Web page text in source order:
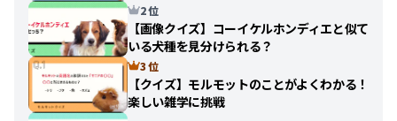
2 位
【画像クイズ】コーイケルホンディエと似て
いる犬種を見分けられる？
3 位
【クイズ】モルモットのことがよくわかる！
楽しい雑学に挑戦